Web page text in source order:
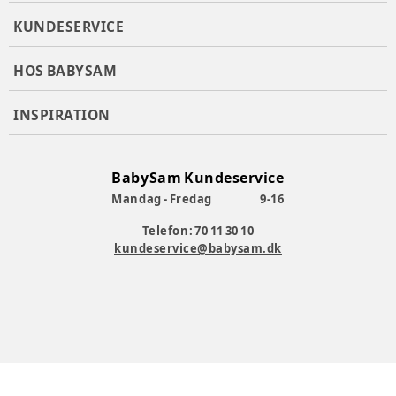
KUNDESERVICE
HOS BABYSAM
INSPIRATION
BabySam Kundeservice
Mandag - Fredag
9-16
Telefon: 70 11 30 10
kundeservice@babysam.dk